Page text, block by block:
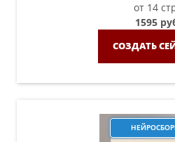
от 14
1595
СОЗДАТЬ